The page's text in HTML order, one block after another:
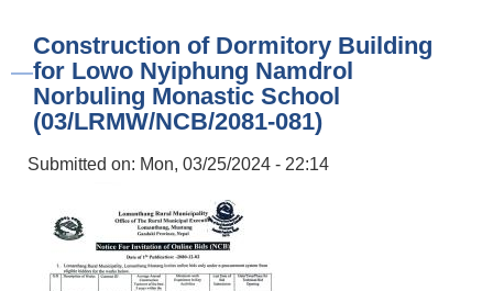
Construction of Dormitory Building
for Lowo Nyiphung Namdrol
Norbuling Monastic School
(03/LRMW/NCB/2081-081)
Submitted on: Mon, 03/25/2024 - 22:14